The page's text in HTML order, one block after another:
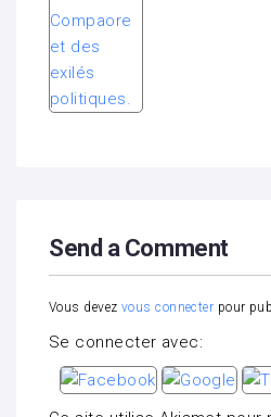
Send a Comment
Vous devez vous connecter pour
Se connecter avec: